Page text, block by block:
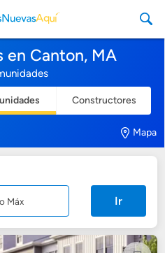
en Canton, MA
Constructores
Mapa
Ir